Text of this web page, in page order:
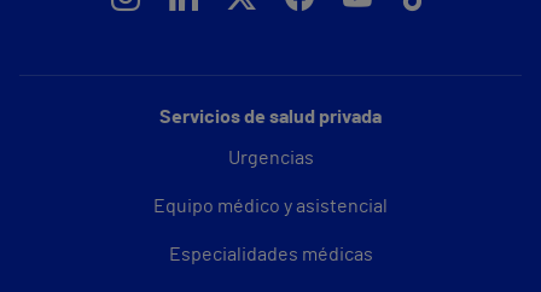
Servicios de salud privada
Urgencias
Equipo médico y asistencial
Especialidades médicas